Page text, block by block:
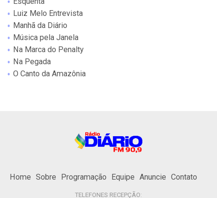
Luiz Melo Entrevista
Manhã da Diário
Música pela Janela
Na Marca do Penalty
Na Pegada
O Canto da Amazônia
Home Sobre Programação Equipe Anuncie Contato
TELEFONES RECEPÇÃO: